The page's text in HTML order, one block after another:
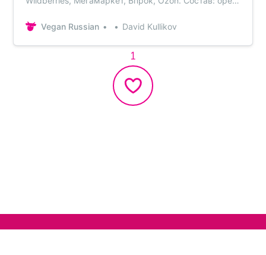
масло, тапиока, кокосовая мука, мука зелёной
порошок, соль розовая гималайская, экстракт
Vegan Russian David Kullikov
1